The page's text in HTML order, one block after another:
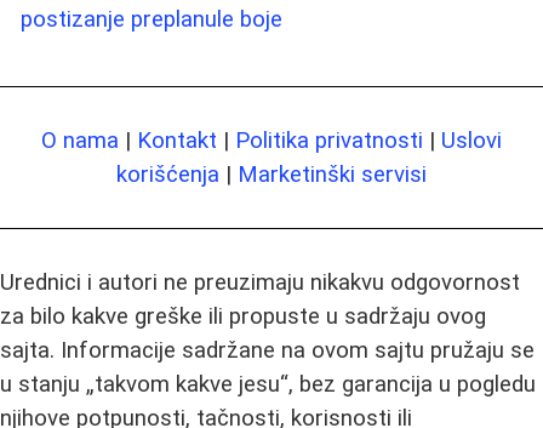
postizanje preplanule boje
O nama | Kontakt | Politika privatnosti | Uslovi
korišćenja | Marketinški servisi
Urednici i autori ne preuzimaju nikakvu odgovornost
za bilo kakve greške ili propuste u sadržaju ovog
sajta. Informacije sadržane na ovom sajtu pružaju se
u stanju „takvom kakve jesu“, bez garancija u pogledu
njihove potpunosti, tačnosti, korisnosti ili